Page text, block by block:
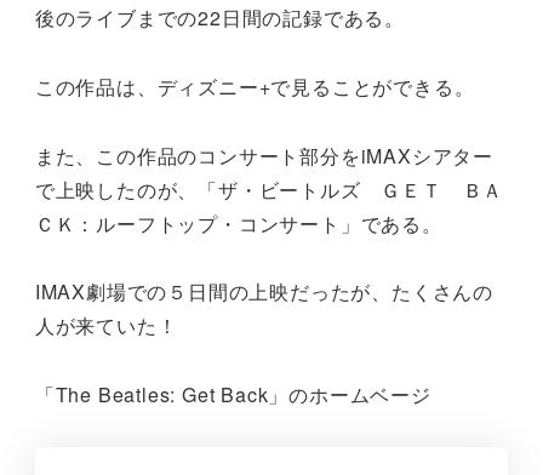
後のライブまでの22日間の記録である。
この作品は、ディズニー+で見ることができる。
また、この作品のコンサート部分をiMAXシアター
で上映したのが、「ザ・ビートルズ ＧＥＴ ＢＡ
ＣＫ：ルーフトップ・コンサート」である。
IMAX劇場での５日間の上映だったが、たくさんの
人が来ていた！
「The Beatles: Get Back」のホームベージ